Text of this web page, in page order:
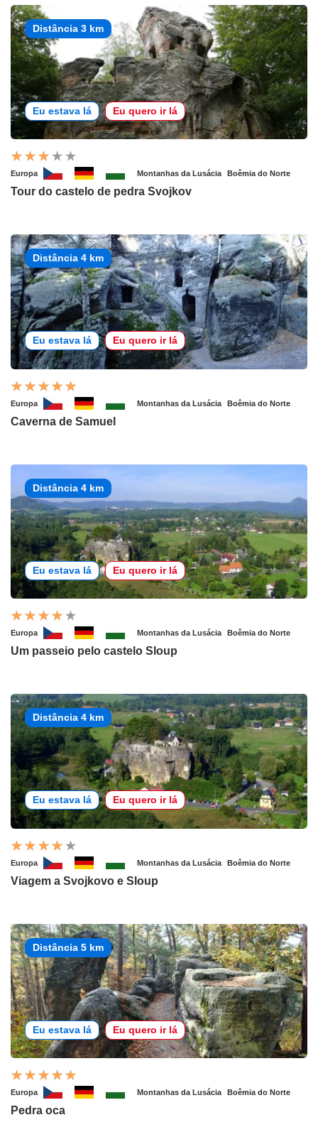
Distância 3 km
Eu estava lá Eu quero ir lá
Europa Montanhas da Lusácia Boêmia do Norte
Tour do castelo de pedra Svojkov
Distância 4 km
Eu estava lá Eu quero ir lá
Europa Montanhas da Lusácia Boêmia do Norte
Caverna de Samuel
Distância 4 km
Eu estava lá Eu quero ir lá
Europa Montanhas da Lusácia Boêmia do Norte
Um passeio pelo castelo Sloup
Distância 4 km
Eu estava lá Eu quero ir lá
Europa Montanhas da Lusácia Boêmia do Norte
Viagem a Svojkovo e Sloup
Distância 5 km
Eu estava lá Eu quero ir lá
Europa Montanhas da Lusácia Boêmia do Norte
Pedra oca